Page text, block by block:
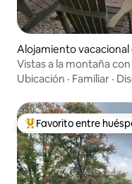
Alojamiento
Vistas a la montaña
World's Inn
Ubicación · Familiar ·
Favorito entre
Favorito entre